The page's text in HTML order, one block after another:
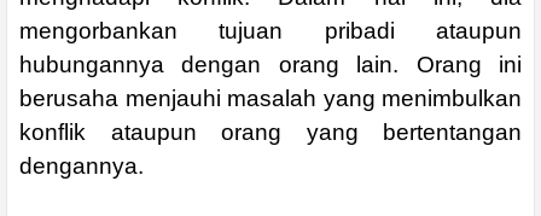
mengorbankan tujuan pribadi ataupun
hubungannya dengan orang lain. Orang ini
berusaha menjauhi masalah yang menimbulkan
konflik ataupun orang yang bertentangan
dengannya.